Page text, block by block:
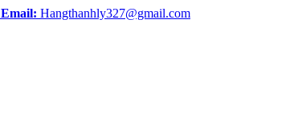
Email: Hangthanhly327@gmail.com